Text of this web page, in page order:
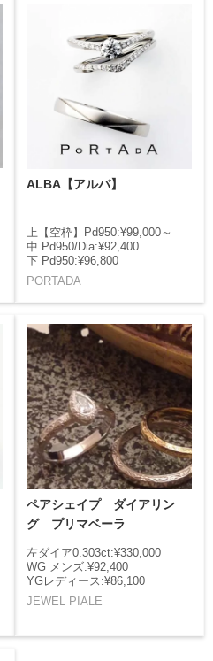
ALBA【アルバ】
上【空枠】Pd950:¥99,000～
中 Pd950/Dia:¥92,400
下 Pd950:¥96,800
PORTADA
ペアシェイプ ダイアリン
グ プリマベーラ
左ダイア0.303ct:¥330,000
WG メンズ:¥92,400
YGレディース:¥86,100
JEWEL PIALE